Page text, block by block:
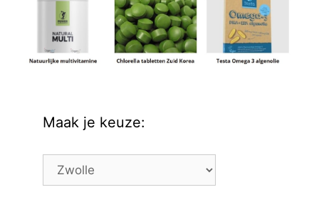
Maak je keuze:
Maak